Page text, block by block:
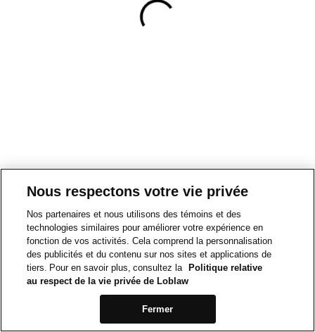
Nous respectons votre vie privée
Nos partenaires et nous utilisons des témoins et des
technologies similaires pour améliorer votre expérience en
fonction de vos activités. Cela comprend la personnalisation
des publicités et du contenu sur nos sites et applications de
tiers. Pour en savoir plus, consultez la
Politique relative
au respect de la vie privée de Loblaw
Fermer